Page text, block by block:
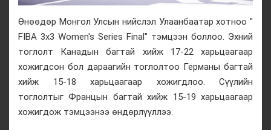
Өнөөдөр Монгол Улсын нийслэл Улаанбаатар хотноо "
FIBA 3x3 Women's Series Final" тэмцээн боллоо. Эхний
тоглолт Канадын багтай хийж 17-22 харьцаагаар
хожигдсон бол дараагийн тоглолтоо Германы багтай
хийж 15-18 харьцаагаар хожигдлоо. Сүүлийн
тоглолтыг Францын багтай хийж 15-19 харьцаагаар
хожигдож тэмцээнээ өндөрлүүллээ.